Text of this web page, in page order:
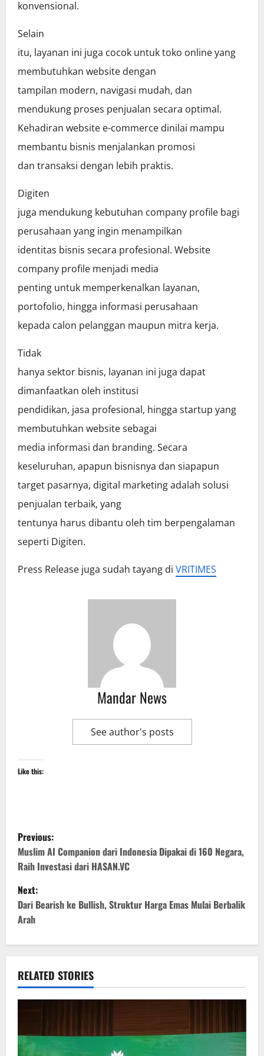
konvensional.
Selain
itu, layanan ini juga cocok untuk toko online yang
membutuhkan website dengan
tampilan modern, navigasi mudah, dan
mendukung proses penjualan secara optimal.
Kehadiran website e-commerce dinilai mampu
membantu bisnis menjalankan promosi
dan transaksi dengan lebih praktis.
Digiten
juga mendukung kebutuhan company profile bagi
perusahaan yang ingin menampilkan
identitas bisnis secara profesional. Website
company profile menjadi media
penting untuk memperkenalkan layanan,
portofolio, hingga informasi perusahaan
kepada calon pelanggan maupun mitra kerja.
Tidak
hanya sektor bisnis, layanan ini juga dapat
dimanfaatkan oleh institusi
pendidikan, jasa profesional, hingga startup yang
membutuhkan website sebagai
media informasi dan branding. Secara
keseluruhan, apapun bisnisnya dan siapapun
target pasarnya, digital marketing adalah solusi
penjualan terbaik, yang
tentunya harus dibantu oleh tim berpengalaman
seperti Digiten.
Press Release juga sudah tayang di VRITIMES
Mandar News
See author's posts
Like this:
P
o
s
t
n
v
i
g
Previous:
Muslim AI Companion dari Indonesia Dipakai di 160 Negara,
Raih Investasi dari HASAN.VC
Next:
Dari Bearish ke Bullish, Struktur Harga Emas Mulai Berbalik
Arah
RELATED STORIES